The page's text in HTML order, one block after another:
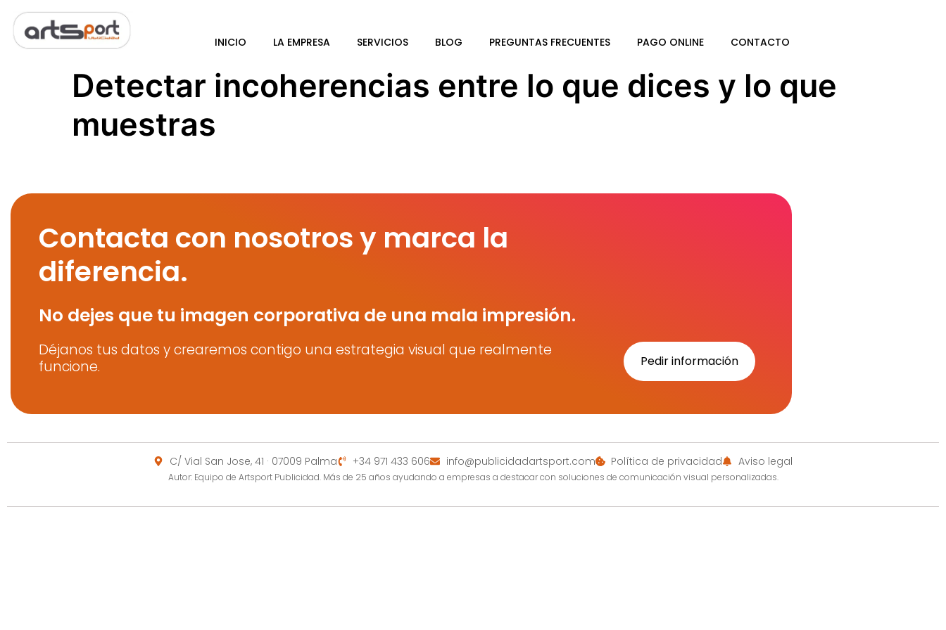
INICIO LA EMPRESA SERVICIOS BLOG PREGUNTAS FRECUENTES PAGO ONLINE CONTACTO
Detectar incoherencias entre lo que dices y lo que
muestras
Contacta con nosotros y marca la
diferencia.
No dejes que tu imagen corporativa de una mala impresión.
Déjanos tus datos y crearemos contigo una estrategia visual que realmente
funcione.
Pedir información
C/ Vial San Jose, 41 · 07009 Palma +34 971 433 606 info@publicidadartsport.com Política de privacidad Aviso legal
Autor: Equipo de Artsport Publicidad. Más de 25 años ayudando a empresas a destacar con soluciones de comunicación visual personalizadas.